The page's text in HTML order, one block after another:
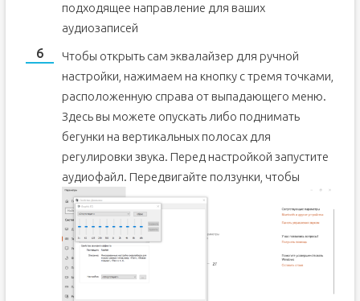
подходящее направление для ваших
аудиозаписей
Чтобы открыть сам эквалайзер для ручной
настройки, нажимаем на кнопку с тремя точками,
расположенную справа от выпадающего меню.
Здесь вы можете опускать либо поднимать
бегунки на вертикальных полосах для
регулировки звука. Перед настройкой запустите
аудиофайл. Передвигайте ползунки, чтобы